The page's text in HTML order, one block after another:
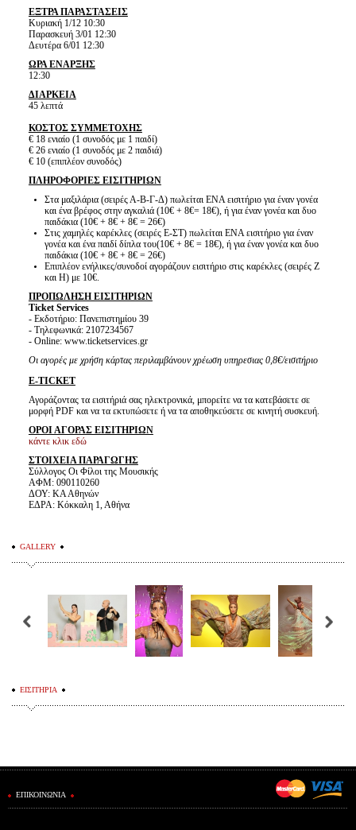
ΕΞΤΡΑ ΠΑΡΑΣΤΑΣΕΙΣ
Κυριακή 1/12 10:30
Παρασκευή 3/01 12:30
Δευτέρα 6/01 12:30
ΩΡΑ ΕΝΑΡΞΗΣ
12:30
ΔΙΑΡΚΕΙΑ
45 λεπτά
ΚΟΣΤΟΣ ΣΥΜΜΕΤΟΧΗΣ
€ 18 ενιαίο (1 συνοδός με 1 παιδί)
€ 26 ενιαίο (1 συνοδός με 2 παιδιά)
€ 10 (επιπλέον συνοδός)
ΠΛΗΡΟΦΟΡΙΕΣ ΕΙΣΙΤΗΡΙΩΝ
Στα μαξιλάρια (σειρές Α-Β-Γ-Δ) πωλείται ΕΝΑ εισιτήριο για έναν γονέα
και ένα βρέφος στην αγκαλιά (10€ + 8€= 18€), ή για έναν γονέα και δυο
παιδάκια (10€ + 8€ + 8€ = 26€)
Στις χαμηλές καρέκλες (σειρές Ε-ΣΤ) πωλείται ΕΝΑ εισιτήριο για έναν
γονέα και ένα παιδί δίπλα του(10€ + 8€ = 18€), ή για έναν γονέα και δυο
παιδάκια (10€ + 8€ + 8€ = 26€)
Επιπλέον ενήλικες/συνοδοί αγοράζουν εισιτήριο στις καρέκλες (σειρές Ζ
και Η) με 10€.
ΠΡΟΠΩΛΗΣΗ ΕΙΣΙΤΗΡΙΩΝ
Ticket Services
- Εκδοτήριο: Πανεπιστημίου 39
- Τηλεφωνικά: 2107234567
- Online: www.ticketservices.gr
Οι αγορές με χρήση κάρτας περιλαμβάνουν χρέωση υπηρεσιας 0,8€/εισιτήριο
E-TICKET
Αγοράζοντας τα εισιτήριά σας ηλεκτρονικά, μπορείτε να τα κατεβάσετε σε
μορφή PDF και να τα εκτυπώσετε ή να τα αποθηκεύσετε σε κινητή συσκευή.
ΟΡΟΙ ΑΓΟΡΑΣ ΕΙΣΙΤΗΡΙΩΝ
κάντε κλικ εδώ
ΣΤΟΙΧΕΙΑ ΠΑΡΑΓΩΓΗΣ
Σύλλογος Οι Φίλοι της Μουσικής
ΑΦΜ: 090110260
ΔΟΥ: ΚΑ Αθηνών
ΕΔΡΑ: Κόκκαλη 1, Αθήνα
GALLERY
ΕΙΣΙΤΗΡΙΑ
ΕΠΙΚΟΙΝΩΝΙΑ